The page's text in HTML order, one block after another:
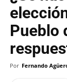
Pueblo
Por Fernando